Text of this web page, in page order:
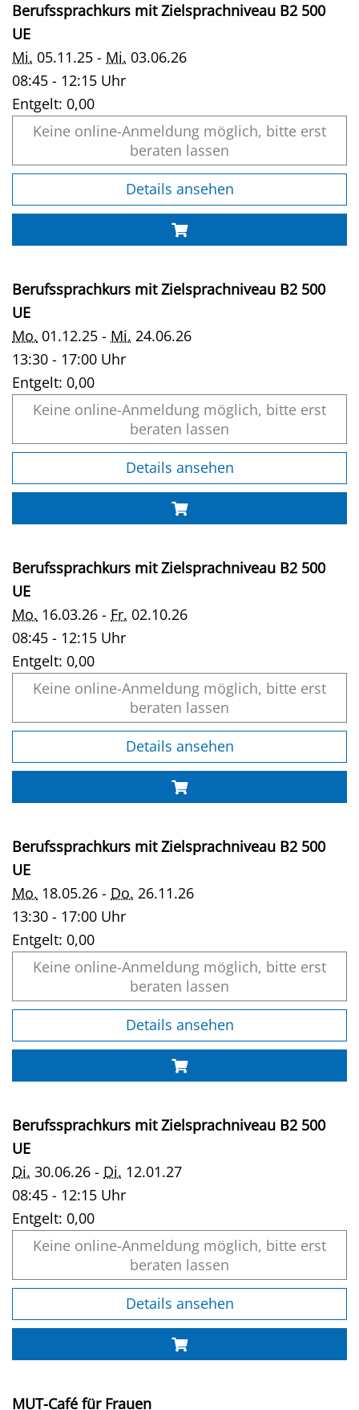
Berufssprachkurs mit Zielsprachniveau B2 500
UE
Mi. 05.11.25 - Mi. 03.06.26
08:45 - 12:15 Uhr
Entgelt: 0,00
Keine online-Anmeldung möglich, bitte erst
beraten lassen
Details ansehen
Berufssprachkurs mit Zielsprachniveau B2 500
UE
Mo. 01.12.25 - Mi. 24.06.26
13:30 - 17:00 Uhr
Entgelt: 0,00
Keine online-Anmeldung möglich, bitte erst
beraten lassen
Details ansehen
Berufssprachkurs mit Zielsprachniveau B2 500
UE
Mo. 16.03.26 - Fr. 02.10.26
08:45 - 12:15 Uhr
Entgelt: 0,00
Keine online-Anmeldung möglich, bitte erst
beraten lassen
Details ansehen
Berufssprachkurs mit Zielsprachniveau B2 500
UE
Mo. 18.05.26 - Do. 26.11.26
13:30 - 17:00 Uhr
Entgelt: 0,00
Keine online-Anmeldung möglich, bitte erst
beraten lassen
Details ansehen
Berufssprachkurs mit Zielsprachniveau B2 500
UE
Di. 30.06.26 - Di. 12.01.27
08:45 - 12:15 Uhr
Entgelt: 0,00
Keine online-Anmeldung möglich, bitte erst
beraten lassen
Details ansehen
MUT-Café für Frauen